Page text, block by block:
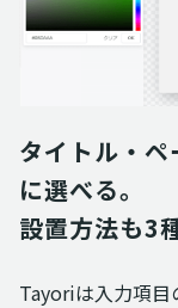
タイトル・
に選べる。
設置方法も3
Tayoriは入力項目